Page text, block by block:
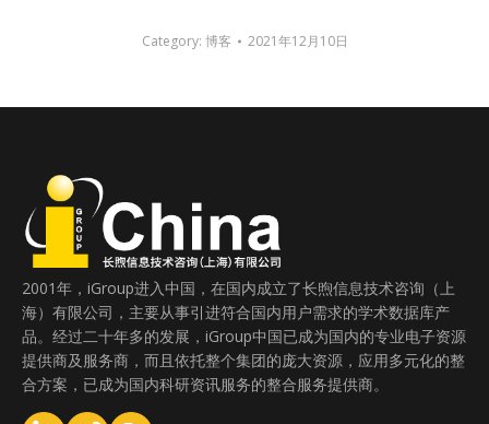
Category: 博客 2021年12月10日
2001年，iGroup进入中国，在国内成立了长煦信息技术咨询（上
海）有限公司，主要从事引进符合国内用户需求的学术数据库产
品。经过二十年多的发展，iGroup中国已成为国内的专业电子资源
提供商及服务商，而且依托整个集团的庞大资源，应用多元化的整
合方案，已成为国内科研资讯服务的整合服务提供商。